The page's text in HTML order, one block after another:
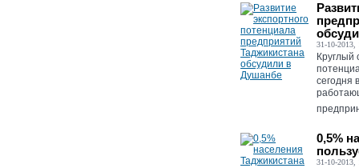
31-10-2013,
Круглый
сегодня
0,5%
31-10-2013,